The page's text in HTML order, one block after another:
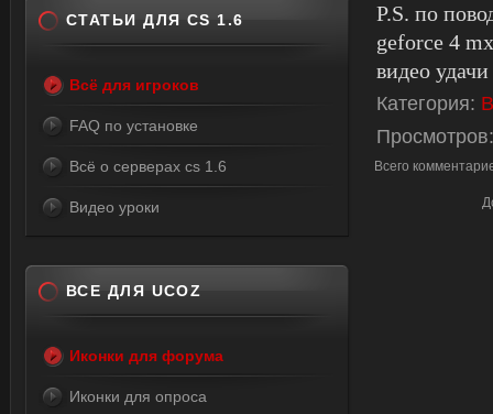
P.S. по
geforce 4
видео
Категория:
Просмотров
Всего
СТАТЬИ ДЛЯ CS 1.6
Всё для игроков
FAQ по установке
Всё о серверах cs 1.6
Видео уроки
ВСЕ ДЛЯ UCOZ
Иконки для форума
Иконки для опроса